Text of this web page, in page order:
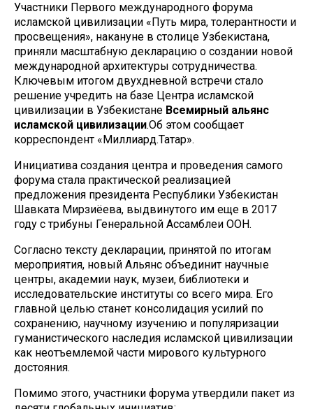
Участники Первого международного форума
исламской цивилизации «Путь мира, толерантности и
просвещения», накануне в столице Узбекистана,
приняли масштабную декларацию о создании новой
международной архитектуры сотрудничества.
Ключевым итогом двухдневной встречи стало
решение учредить на базе Центра исламской
цивилизации в Узбекистане Всемирный альянс
исламской цивилизации.Об этом сообщает
корреспондент «Миллиард.Татар».
Инициатива создания центра и проведения самого
форума стала практической реализацией
предложения президента Республики Узбекистан
Шавката Мирзиёева, выдвинутого им еще в 2017
году с трибуны Генеральной Ассамблеи ООН.
Согласно тексту декларации, принятой по итогам
мероприятия, новый Альянс объединит научные
центры, академии наук, музеи, библиотеки и
исследовательские институты со всего мира. Его
главной целью станет консолидация усилий по
сохранению, научному изучению и популяризации
гуманистического наследия исламской цивилизации
как неотъемлемой части мирового культурного
достояния.
Помимо этого, участники форума утвердили пакет из